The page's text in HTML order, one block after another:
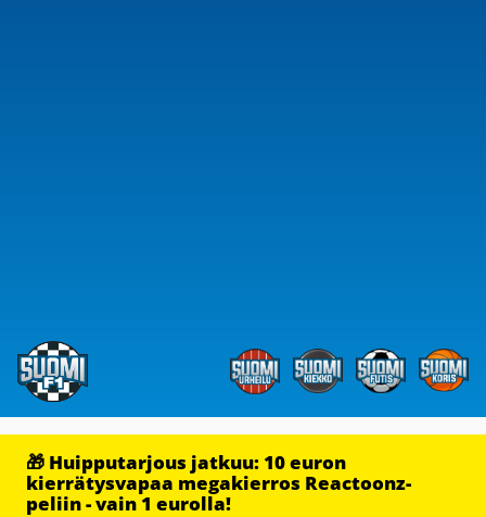
🎁 Huipputarjous jatkuu: 10 euron
kierrätysvapaa megakierros Reactoonz-
peliin - vain 1 eurolla!